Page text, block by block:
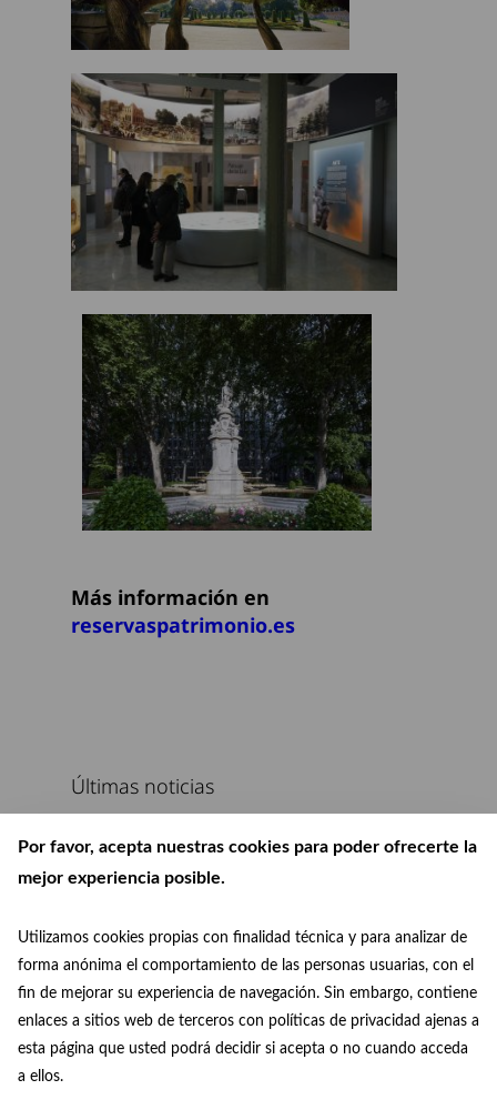
Por favor, acepta nuestras cookies para poder ofrecerte la
mejor experiencia posible.
Utilizamos cookies propias con finalidad técnica y para analizar de
forma anónima el comportamiento de las personas usuarias, con el
fin de mejorar su experiencia de navegación. Sin embargo, contiene
enlaces a sitios web de terceros con políticas de privacidad ajenas a
esta página que usted podrá decidir si acepta o no cuando acceda
a ellos.
Más información en
reservaspatrimonio.es
Últimas noticias